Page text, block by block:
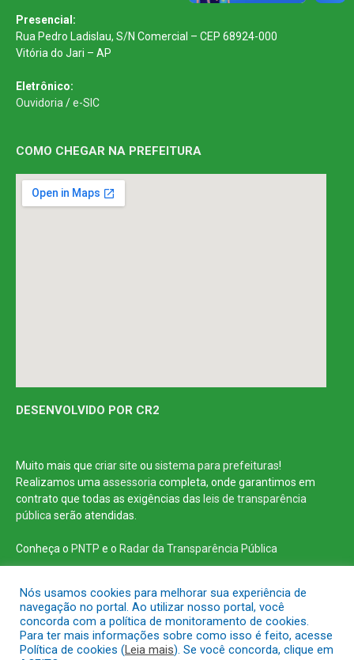
Presencial:
Rua Pedro Ladislau, S/N Comercial – CEP 68924-000
Vitória do Jari – AP
Eletrônico:
Ouvidoria /e-SIC
COMO CHEGAR NA PREFEITURA
DESENVOLVIDO POR CR2
Muito mais que criar site ou sistema para prefeituras!
Realizamos uma assessoria completa, onde garantimos em
contrato que todas as exigências das leis de transparência
pública serão atendidas.
Conheça o PNTP e o Radar da Transparência Pública
Todos os direitos reservados a Prefeitura Municipal de Vitória do Jari
Nós usamos cookies para melhorar sua experiência de
navegação no portal. Ao utilizar nosso portal, você
concorda com a política de monitoramento de cookies.
Para ter mais informações sobre como isso é feito, acesse
Política de cookies (Leia mais). Se você concorda, clique em